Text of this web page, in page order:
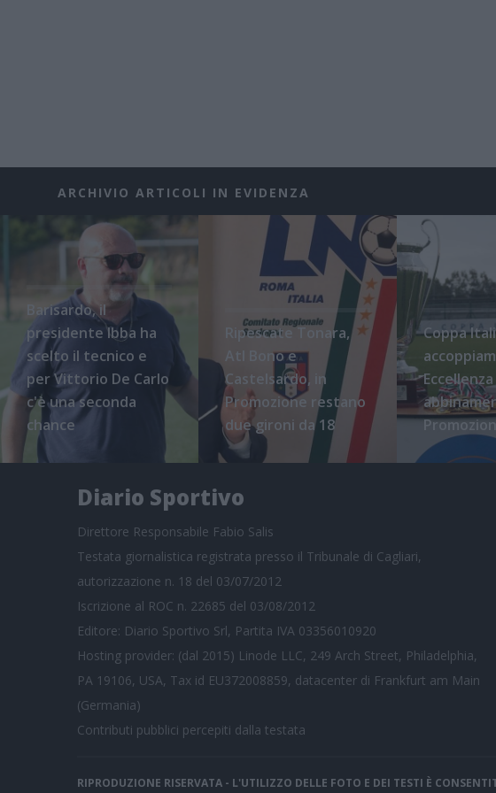
ARCHIVIO ARTICOLI IN EVIDENZA
Barisardo, il
presidente Ibba ha
scelto il tecnico e
per Vittorio De Carlo
c'è una seconda
chance
Ripescate Tonara,
Atl Bono e
Castelsardo, in
Promozione restano
due gironi da 18
Coppa
Diario Sportivo
Direttore Responsabile Fabio Salis
Testata giornalistica registrata presso il Tribunale di Cagliari,
autorizzazione n. 18 del 03/07/2012
Iscrizione al ROC n. 22685 del 03/08/2012
Editore: Diario Sportivo Srl, Partita IVA 03356010920
Hosting provider: (dal 2015) Linode LLC, 249 Arch Street, Philadelphia,
PA 19106, USA, Tax id EU372008859, datacenter di Frankfurt am Main
(Germania)
Contributi pubblici percepiti dalla testata
RIPRODUZIONE RISERVATA - L'UTILIZZO DELLE FOTO E DEI TESTI È